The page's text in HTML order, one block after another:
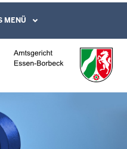
E-Mail -
MENÜ